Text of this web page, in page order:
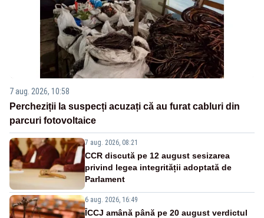
7 aug. 2026, 10:58
Percheziții la suspecți acuzați că au furat cabluri din
parcuri fotovoltaice
7 aug. 2026, 08:21
CCR discută pe 12 august sesizarea
privind legea integrității adoptată de
Parlament
6 aug. 2026, 16:49
ÎCCJ amână până pe 20 august verdictul